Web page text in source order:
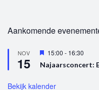
Aankomende
NOV
15
U
t
e
15:00 - 16:30
Najaarsconcert:
Bekijk kalender